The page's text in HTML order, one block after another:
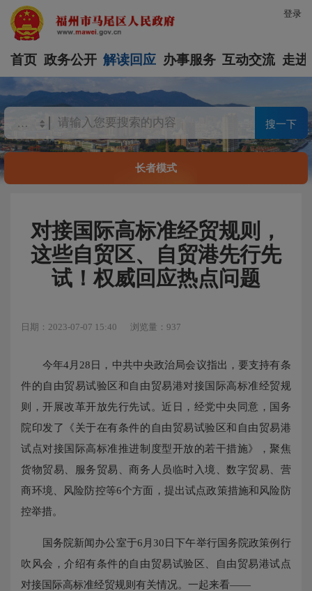
登录
首页 政务公开 解读回应 办事服务 互动交流 走进
搜一下
长者模式
对接国际高标准经贸规则，
这些自贸区、自贸港先行先
试！权威回应热点问题
日期：2023-07-07 15:40 浏览量：937
今年4月28日，中共中央政治局会议指出，要支持有条
件的自由贸易试验区和自由贸易港对接国际高标准经贸规
则，开展改革开放先行先试。近日，经党中央同意，国务
院印发了《关于在有条件的自由贸易试验区和自由贸易港
试点对接国际高标准推进制度型开放的若干措施》，聚焦
货物贸易、服务贸易、商务人员临时入境、数字贸易、营
商环境、风险防控等6个方面，提出试点政策措施和风险防
控举措。
国务院新闻办公室于6月30日下午举行国务院政策例行
吹风会，介绍有条件的自由贸易试验区、自由贸易港试点
对接国际高标准经贸规则有关情况。一起来看——